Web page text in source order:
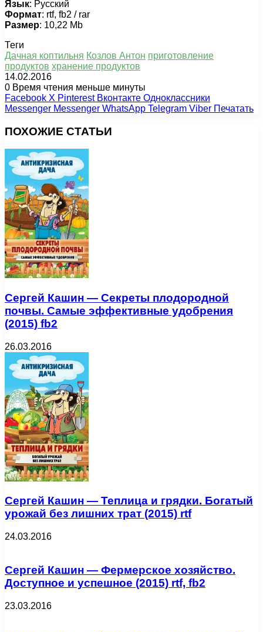
Язык: Русский
Формат: rtf, fb2 / rar
Размер: 10,22 Mb
Теги
Дачная коптильня Козлов Антон приготовление
продуктов хранение продуктов
14.02.2016
0 Время чтения меньше минуты
Facebook X Pinterest Вконтакте Одноклассники
Messenger Messenger WhatsApp Telegram Viber Печатать
ПОХОЖИЕ СТАТЬИ
Сергей Кашин — Секреты плодородной
почвы. Самые эффективные удобрения
(2015) fb2
26.03.2016
Сергей Кашин — Теплица и грядки. Богатый
урожай без лишних трат (2015) rtf
24.03.2016
Сергей Кашин — Фермерское хозяйство.
Доступное и успешное (2015) rtf, fb2
23.03.2016